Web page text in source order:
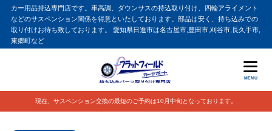
カー用品持込専門店です。車高調、ダウンサスの持込取り付け、四輪アライメント
などのサスペンション関係を得意といたしております。部品は安く、持ち込みでの
取り付けお待ち致しております。 愛知県日進市は名古屋市,豊田市,刈谷市,長久手市,
東郷町など
MENU
現在、サスペンション交換の最短のご予約は10月中旬となっております。